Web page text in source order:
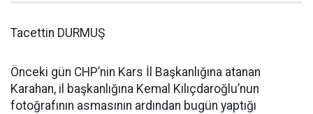
Tacettin DURMUŞ
Önceki gün CHP’nin Kars İl Başkanlığına atanan
Karahan, il başkanlığına Kemal Kılıçdaroğlu’nun
fotoğrafının asmasının ardından bugün yaptığı